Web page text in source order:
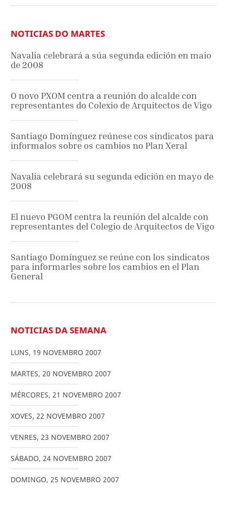
NOTICIAS DO MARTES
Navalia celebrará a súa segunda edición en maio
de 2008
O novo PXOM centra a reunión do alcalde con
representantes do Colexio de Arquitectos de Vigo
Santiago Domínguez reúnese cos sindicatos para
informalos sobre os cambios no Plan Xeral
Navalia celebrará su segunda edición en mayo de
2008
El nuevo PGOM centra la reunión del alcalde con
representantes del Colegio de Arquitectos de Vigo
Santiago Domínguez se reúne con los sindicatos
para informarles sobre los cambios en el Plan
General
NOTICIAS DA SEMANA
LUNS, 19 NOVEMBRO 2007
MARTES, 20 NOVEMBRO 2007
MÉRCORES, 21 NOVEMBRO 2007
XOVES, 22 NOVEMBRO 2007
VENRES, 23 NOVEMBRO 2007
SÁBADO, 24 NOVEMBRO 2007
DOMINGO, 25 NOVEMBRO 2007